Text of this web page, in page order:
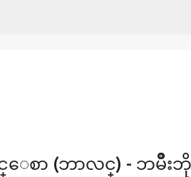
ေစာ (ဘာလင္) - ဘမ်ိဳ